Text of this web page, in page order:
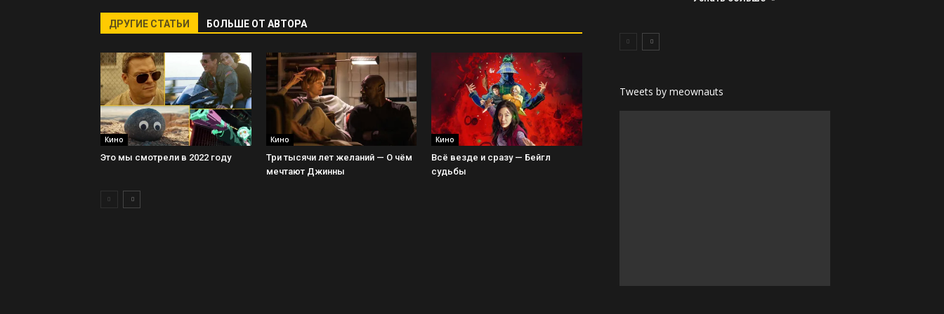
ДРУГИЕ СТАТЬИ БОЛЬШЕ ОТ АВТОРА
Кино
Это мы смотрели в 2022 году
Кино
Три тысячи лет желаний — О чём
мечтают Джинны
Кино
Всё везде и сразу — Бейгл
судьбы
Tweets by meownauts